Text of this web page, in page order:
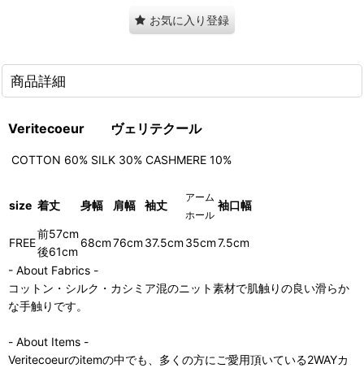
お気に入り登録
商品詳細
Veritecoeur ヴェリテクール
COTTON 60% SILK 30% CASHMERE 10%
size 着丈 身幅 肩幅 袖丈
アーム
ホール
袖口幅
FREE
前57cm
後61cm
68cm76cm37.5cm35cm7.5cm
- About Fabrics -
コットン・シルク・カシミア混のニット素材で肌触りの良い滑らか
な手触りです。
- About Items -
Veritecoeurのitemの中でも、多くの方にご愛用頂いている2WAYカ